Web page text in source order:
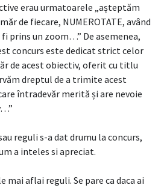
erau urmatoarele „așteptăm
de fiecare, NUMEROTATE, având
prins un zoom…” De asemenea,
concurs este dedicat strict celor
de acest obiectiv, oferit cu titlu
dreptul de a trimite acest
întradevăr merită și are nevoie
reguli s-a dat drumu la concurs,
a inteles si apreciat.
aflai reguli. Se pare ca daca ai